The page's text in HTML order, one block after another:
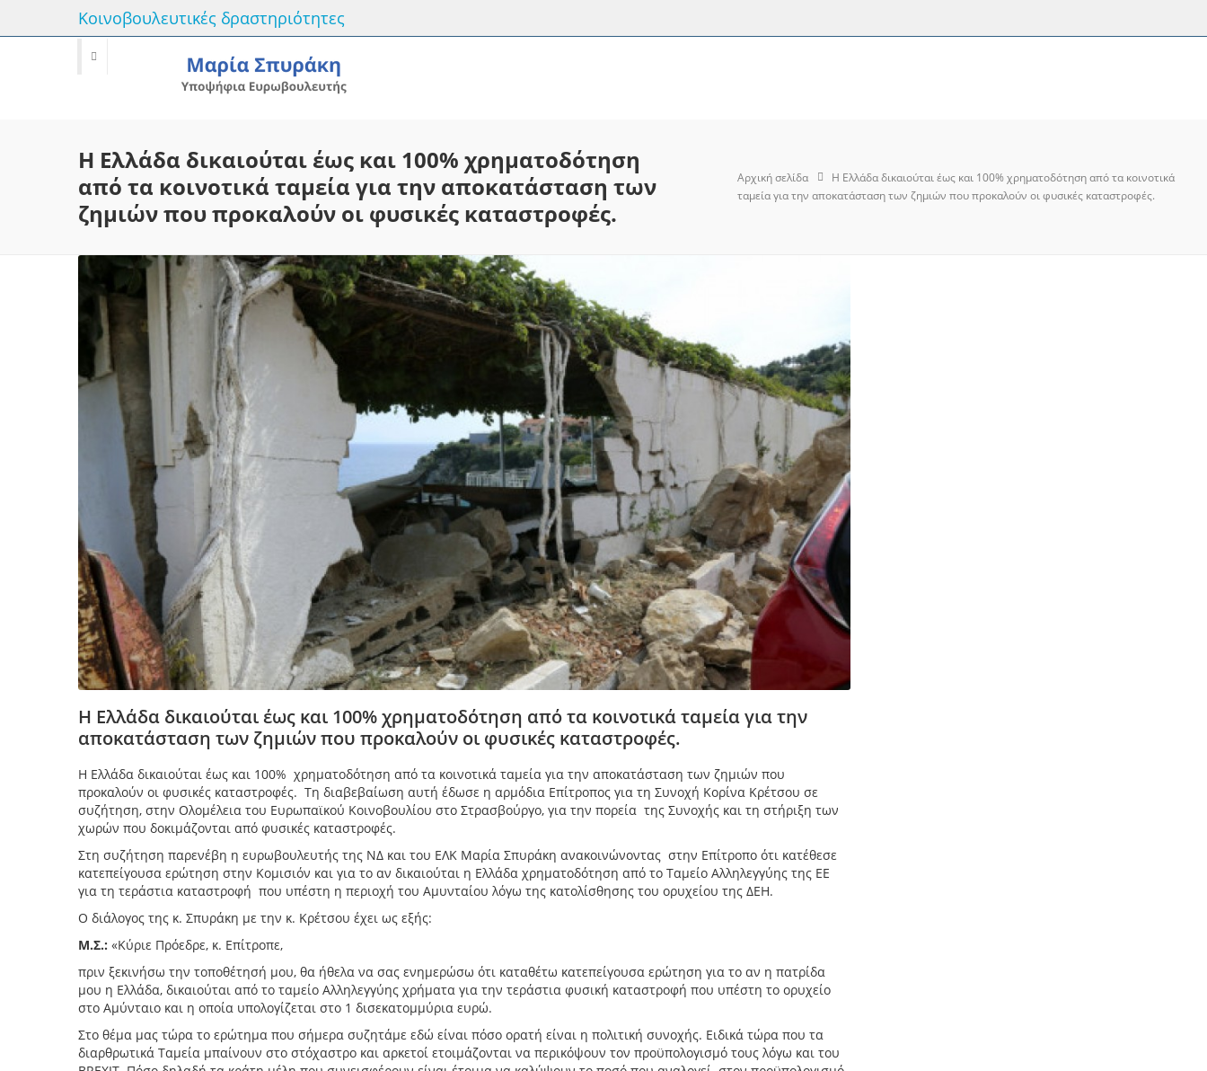
Κοινοβουλευτικές δραστηριότητες
Η Ελλάδα δικαιούται έως και 100% χρηματοδότηση
από τα κοινοτικά ταμεία για την αποκατάσταση των
ζημιών που προκαλούν οι φυσικές καταστροφές.
Αρχική σελίδα
Η Ελλάδα δικαιούται έως και 100% χρηματοδότηση από τα κοινοτικά
ταμεία για την αποκατάσταση των ζημιών που προκαλούν οι φυσικές καταστροφές.
Η Ελλάδα δικαιούται έως και 100% χρηματοδότηση από τα κοινοτικά ταμεία για την
αποκατάσταση των ζημιών που προκαλούν οι φυσικές καταστροφές.
Η Ελλάδα δικαιούται έως και 100% χρηματοδότηση από τα κοινοτικά ταμεία για την αποκατάσταση των ζημιών που
προκαλούν οι φυσικές καταστροφές. Τη διαβεβαίωση αυτή έδωσε η αρμόδια Επίτροπος για τη Συνοχή Κορίνα Κρέτσου σε
συζήτηση, στην Ολομέλεια του Ευρωπαϊκού Κοινοβουλίου στο Στρασβούργο, για την πορεία της Συνοχής και τη στήριξη των
χωρών που δοκιμάζονται από φυσικές καταστροφές.
Στη συζήτηση παρενέβη η ευρωβουλευτής της ΝΔ και του ΕΛΚ Μαρία Σπυράκη ανακοινώνοντας στην Επίτροπο ότι κατέθεσε
κατεπείγουσα ερώτηση στην Κομισιόν και για το αν δικαιούται η Ελλάδα χρηματοδότηση από το Ταμείο Αλληλεγγύης της ΕΕ
για τη τεράστια καταστροφή που υπέστη η περιοχή του Αμυνταίου λόγω της κατολίσθησης του ορυχείου της ΔΕΗ.
Ο διάλογος της κ. Σπυράκη με την κ. Κρέτσου έχει ως εξής:
Μ.Σ.: «Κύριε Πρόεδρε, κ. Επίτροπε,
πριν ξεκινήσω την τοποθέτησή μου, θα ήθελα να σας ενημερώσω ότι καταθέτω κατεπείγουσα ερώτηση για το αν η πατρίδα
μου η Ελλάδα, δικαιούται από το ταμείο Αλληλεγγύης χρήματα για την τεράστια φυσική καταστροφή που υπέστη το ορυχείο
στο Αμύνταιο και η οποία υπολογίζεται στο 1 δισεκατομμύρια ευρώ.
Στο θέμα μας τώρα το ερώτημα που σήμερα συζητάμε εδώ είναι πόσο ορατή είναι η πολιτική συνοχής. Ειδικά τώρα που τα
διαρθρωτικά Ταμεία μπαίνουν στο στόχαστρο και αρκετοί ετοιμάζονται να περικόψουν τον προϋπολογισμό τους λόγω και του